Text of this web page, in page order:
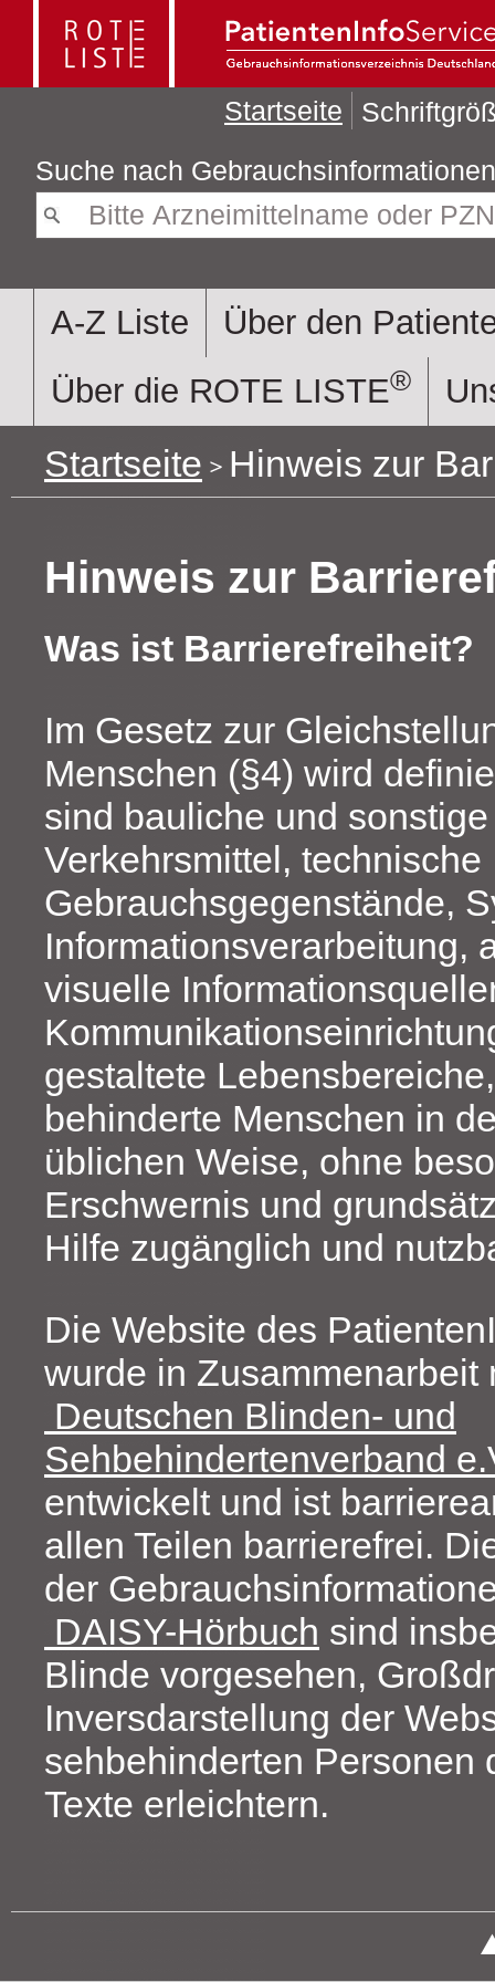
Suche nach
A-Z Liste
Über den
Über die ROTE LISTE®
Startseite
Startseite Hinweis zur
Hinweis zur
Was ist Barrierefreiheit?
Im Gesetz zur
Menschen (§4) wird
sind bauliche und
Verkehrsmittel, technische
Gebrauchsgegenstände,
Informationsverarbeitung,
visuelle
gestaltete
behinderte Menschen in
üblichen Weise, ohne
Erschwernis und
Hilfe zugänglich und
Die Website des
wurde in
Deutschen Blinden- und
Sehbehindertenverband
entwickelt und ist
allen Teilen barrierefrei.
der
DAISY-Hörbuch sind
Blinde vorgesehen,
Inversdarstellung der
sehbehinderten Personen
Texte erleichtern.